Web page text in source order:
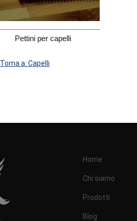
Pettini per capelli
Torna a: Capelli
Home
Chi siamo
Prodotti
Blog